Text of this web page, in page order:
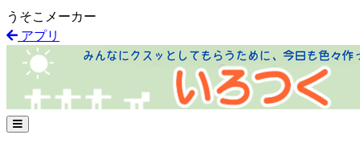
うそこメーカー
アプリ